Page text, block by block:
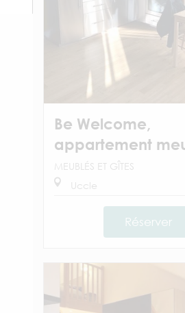
Be Welcome,
appartement
MEUBLÉS ET GÎTES
Uccle
Réserver